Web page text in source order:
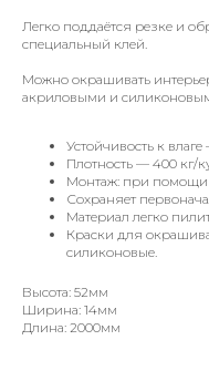
Легко поддаётся резке и
специальный клей.
Можно окрашивать
акриловыми и
Устойчивость к влаге
Плотность — 400 кг/
Монтаж: при помощи
Сохраняет
Материал легко
Краски для
силиконовые.
Высота: 52мм
Ширина: 14мм
Длина: 2000мм